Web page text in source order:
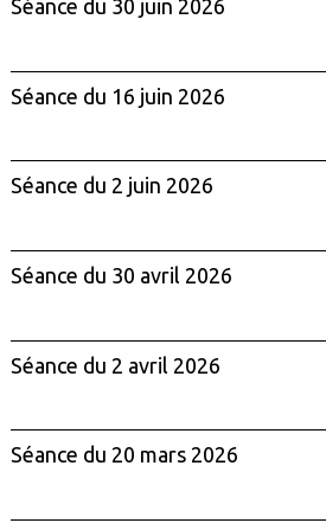
Séance du 30 juin 2026
Séance du 16 juin 2026
Séance du 2 juin 2026
Séance du 30 avril 2026
Séance du 2 avril 2026
Séance du 20 mars 2026